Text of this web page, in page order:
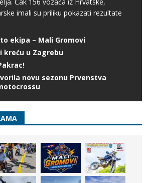
imali su priliku pokazati rezultate
ekipa – Mali Gromovi
kreću u Zagrebu
novu sezonu Prvenstva